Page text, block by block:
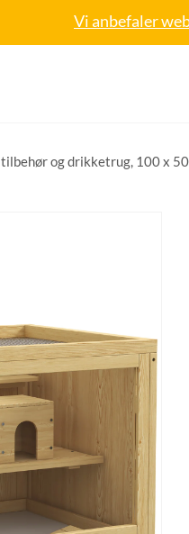
Vi anbefaler
og drikketrug, 100 x